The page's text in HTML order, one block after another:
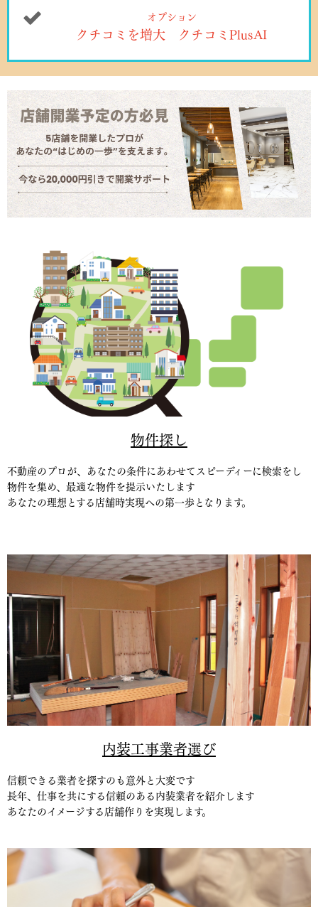
オプション
クチコミを増大 クチコミPlusAI
物件探し
不動産のプロが、あなたの条件にあわせてスピーディーに検索をし
物件を集め、最適な物件を提示いたします
あなたの理想とする店舗時実現への第一歩となります。
内装工事業者選び
信頼できる業者を探すのも意外と大変です
長年、仕事を共にする信頼のある内装業者を紹介します
あなたのイメージする店舗作りを実現します。